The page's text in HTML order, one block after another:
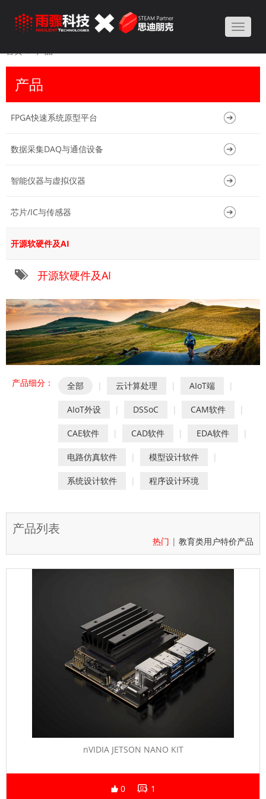
Toggle
首页
产品
产品
FPGA快速系统原型平台
数据采集DAQ与通信设备
智能仪器与虚拟仪器
芯片/IC与传感器
开源软硬件及AI
开源软硬件及AI
产品细分： 全部 | 云计算处理 | AIoT端 |
AIoT外设 | DSSoC | CAM软件 |
CAE软件 | CAD软件 | EDA软件 |
电路仿真软件 | 模型设计软件 |
系统设计软件 | 程序设计环境
产品列表
热门 | 教育类用户特价产品
nVIDIA JETSON NANO KIT
0 1